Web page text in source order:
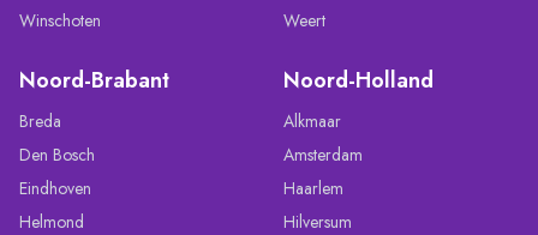
Winschoten
Weert
Noord-Brabant
Breda
Den Bosch
Eindhoven
Helmond
Noord-Holland
Alkmaar
Amsterdam
Haarlem
Hilversum